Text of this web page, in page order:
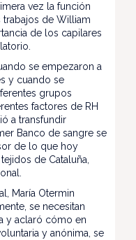
vez la función
trabajos de William
de los capilares
se empezaron a
y cuando se
grupos
factores de RH
a transfundir
Banco de sangre se
de lo que hoy
de Cataluña,
María Otermin
se necesitan
y aclaró cómo en
y anónima, se